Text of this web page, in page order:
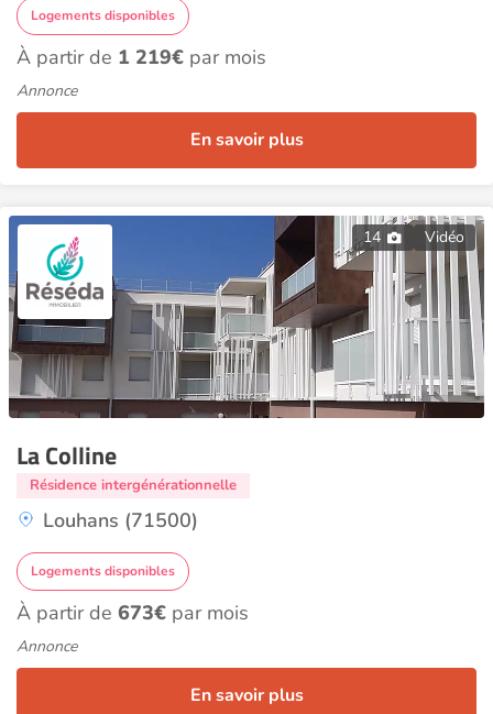
Logements disponibles
À partir de 1 219€ par mois
Annonce
En savoir plus
14 Vidéo
La Colline
Résidence intergénérationnelle
Louhans (71500)
Logements disponibles
À partir de 673€ par mois
Annonce
En savoir plus